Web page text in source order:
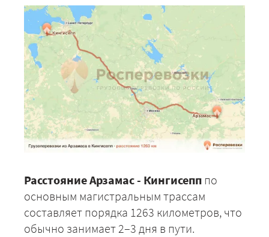
Расстояние Арзамас - Кингисепп по
основным магистральным трассам
составляет порядка 1263 километров, что
обычно занимает 2–3 дня в пути.